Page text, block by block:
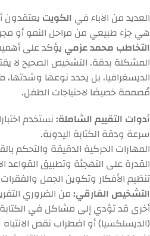
العديد من الآباء في الكويت يعتقدون
هي جزء طبيعي من مراحل النمو أو
التخاطب محمد عزمي يؤكد على
المشكلة بدقة. التشخيص الصحيح لا
الديسغرافيا، بل يحدد نوعها
مُصممة خصيصًا لاحتياجات الطفل.
أدوات التقييم الشاملة:نستخدم
سرعة ودقة الكتابة اليدوية.
المهارات الحركية الدقيقة والتحكم
القدرة على التهجئة وتطبيق القواعد
تنظيم الأفكار وتكوين الجمل
التشخيص الفارقي:من الضروري
أخرى قد تؤدي إلى مشاكل في